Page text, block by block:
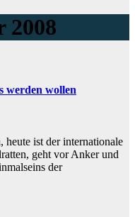
2008
werden wollen
ist der internationale
geht vor Anker und
der